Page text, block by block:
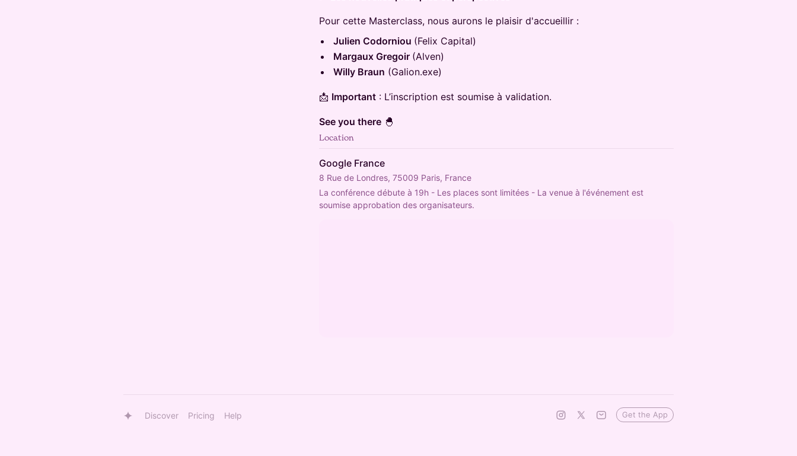
Pour cette Masterclass, nous aurons le plaisir d'accueillir :
Julien Codorniou (Felix Capital)
Margaux Gregoir (Alven)
Willy Braun (Galion.exe)
📩 Important : L’inscription est soumise à validation.
See you there 🐣
Location
Google France
8 Rue de Londres, 75009 Paris, France
La conférence débute à 19h - Les places sont limitées - La venue à l'événement est
soumise approbation des organisateurs.
Discover Pricing Help Get the App